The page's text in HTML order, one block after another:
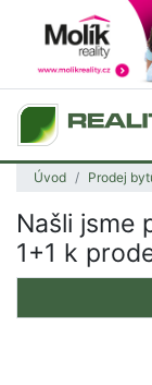
Úvod Prodej
Našli jsme
1+1 k